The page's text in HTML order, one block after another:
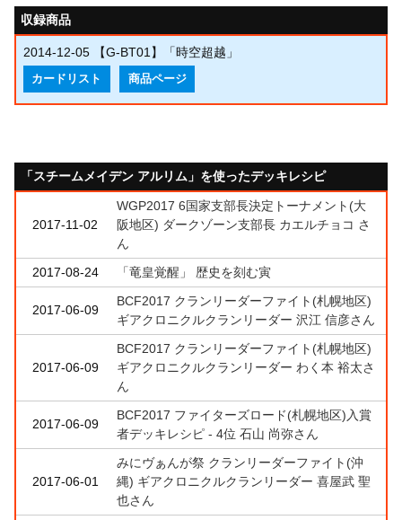
収録商品
2014-12-05 【G-BT01】「時空超越」
カードリスト 商品ページ
「スチームメイデン アルリム」を使ったデッキレシピ
2017-11-02
WGP2017 6国家支部長決定トーナメント(大
阪地区) ダークゾーン支部長 カエルチョコ さ
ん
2017-08-24
「竜皇覚醒」 歴史を刻む寅
2017-06-09
BCF2017 クランリーダーファイト(札幌地区)
ギアクロニクルクランリーダー 沢江 信彦さん
2017-06-09
BCF2017 クランリーダーファイト(札幌地区)
ギアクロニクルクランリーダー わく本 裕太さ
ん
2017-06-09
BCF2017 ファイターズロード(札幌地区)入賞
者デッキレシピ - 4位 石山 尚弥さん
2017-06-01
みにヴぁんが祭 クランリーダーファイト(沖
縄) ギアクロニクルクランリーダー 喜屋武 聖
也さん